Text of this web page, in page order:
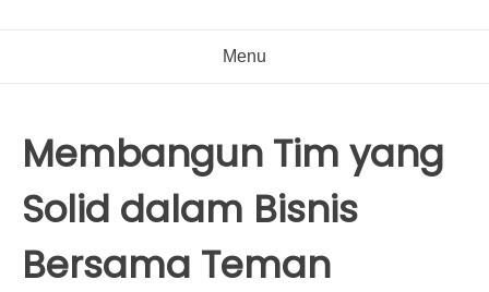
Menu
Membangun Tim yang
Solid dalam Bisnis
Bersama Teman